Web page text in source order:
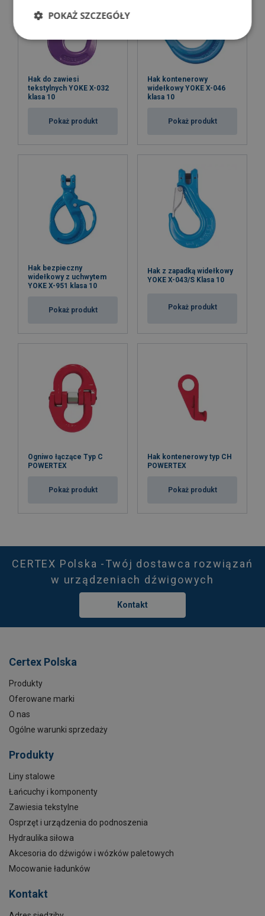
Hak do zawiesi
tekstylnych YOKE X-032
klasa 10
Pokaż produkt
Hak kontenerowy
widełkowy YOKE X-046
klasa 10
Pokaż produkt
Hak bezpieczny
widełkowy z uchwytem
YOKE X-951 klasa 10
Pokaż produkt
Hak z zapadką widełkowy
YOKE X-043/S Klasa 10
Pokaż produkt
Ogniwo łączące Typ C
POWERTEX
Pokaż produkt
Hak kontenerowy typ CH
POWERTEX
Pokaż produkt
CERTEX Polska -Twój dostawca rozwiązań
w urządzeniach dźwigowych
Kontakt
Certex Polska
Produkty
Oferowane marki
O nas
Ogólne warunki sprzedaży
Produkty
Liny stalowe
Łańcuchy i komponenty
Zawiesia tekstylne
Osprzęt i urządzenia do podnoszenia
Hydraulika siłowa
Akcesoria do dźwigów i wózków paletowych
Mocowanie ładunków
Kontakt
POKAŻ SZCZEGÓŁY